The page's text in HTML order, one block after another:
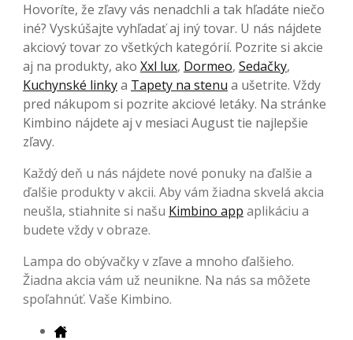
Hovoríte, že zľavy vás nenadchli a tak hľadáte niečo
iné? Vyskúšajte vyhľadať aj iný tovar. U nás nájdete
akciový tovar zo všetkých kategórií. Pozrite si akcie
aj na produkty, ako Xxl lux, Dormeo, Sedačky,
Kuchynské linkya Tapety na stenu a ušetrite. Vždy
pred nákupom si pozrite akciové letáky. Na stránke
Kimbino nájdete aj v mesiaci August tie najlepšie
zľavy.
Každý deň u nás nájdete nové ponuky na ďalšie a
ďalšie produkty v akcii. Aby vám žiadna skvelá akcia
neušla, stiahnite si našu Kimbino app aplikáciu a
budete vždy v obraze.
Lampa do obývačky v zľave a mnoho ďalšieho.
Žiadna akcia vám už neunikne. Na nás sa môžete
spoľahnúť. Vaše Kimbino.